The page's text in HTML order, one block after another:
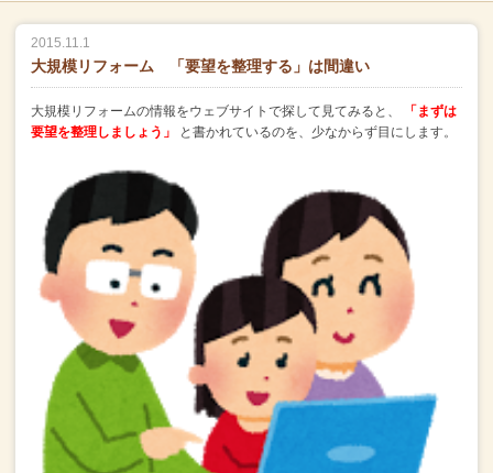
2015.11.1
大規模リフォーム 「要望を整理する」は間違い
大規模リフォームの情報をウェブサイトで探して見てみると、
「まずは
要望を整理しましょう」
と書かれているのを、少なからず目にします。